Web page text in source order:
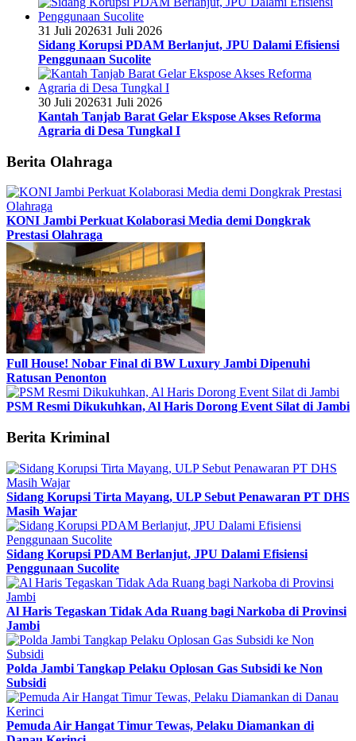
31 Juli 202631 Juli 2026
Sidang Korupsi PDAM Berlanjut, JPU Dalami Efisiensi
Penggunaan Sucolite
30 Juli 202631 Juli 2026
Kantah Tanjab Barat Gelar Ekspose Akses Reforma
Agraria di Desa Tungkal I
Berita Olahraga
KONI Jambi Perkuat Kolaborasi Media demi Dongkrak
Prestasi Olahraga
Full House! Nobar Final di BW Luxury Jambi Dipenuhi
Ratusan Penonton
PSM Resmi Dikukuhkan, Al Haris Dorong Event Silat di Jambi
Berita Kriminal
Sidang Korupsi Tirta Mayang, ULP Sebut Penawaran PT DHS
Masih Wajar
Sidang Korupsi PDAM Berlanjut, JPU Dalami Efisiensi
Penggunaan Sucolite
Al Haris Tegaskan Tidak Ada Ruang bagi Narkoba di Provinsi
Jambi
Polda Jambi Tangkap Pelaku Oplosan Gas Subsidi ke Non
Subsidi
Pemuda Air Hangat Timur Tewas, Pelaku Diamankan di